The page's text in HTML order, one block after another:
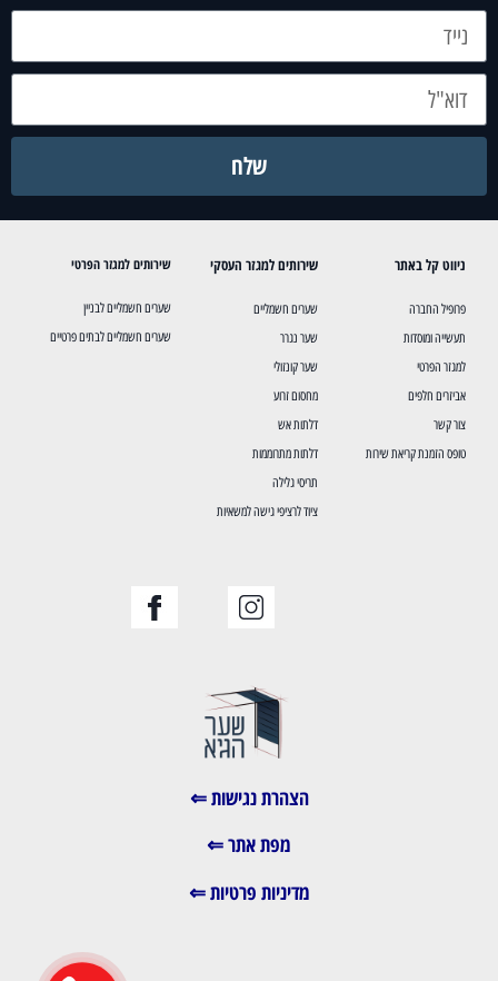
שלח
ניווט קל באתר
פרופיל החברה
תעשייה ומוסדות
למגזר הפרטי
אביזרים חלפים
צור קשר
טופס הזמנת קריאת שירות
שירותים למגזר העסקי
שערים חשמליים
שער נגרר
שער קונזולי
מחסום זרוע
דלתות אש
דלתות מתרוממות
תריסי גלילה
ציוד לרציפי גישה למשאיות
שירותים למגזר הפרטי
שערים חשמליים לבניין
שערים חשמליים לבתים פרטיים
הצהרת נגישות ⇐
מפת אתר ⇐
מדיניות פרטיות ⇐